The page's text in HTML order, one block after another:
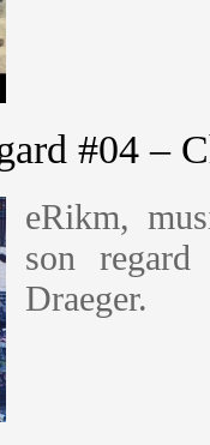
#04 –
eRikm,
son
Draeger.